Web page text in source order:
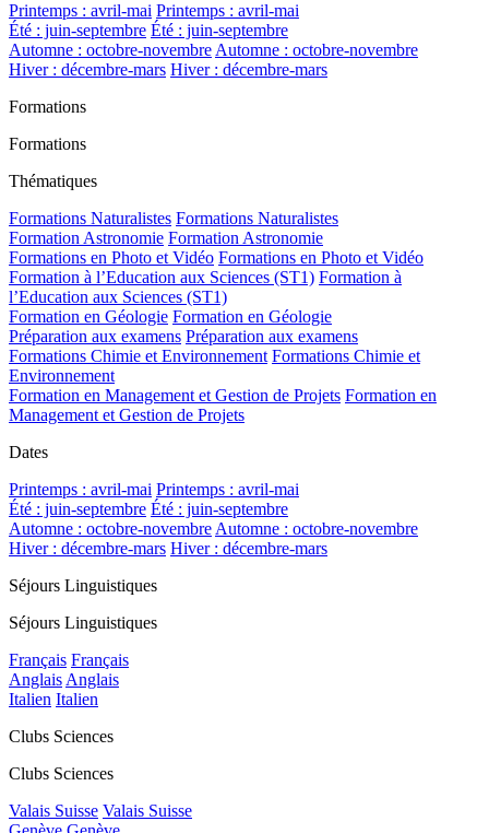
Printemps : avril-mai Printemps : avril-mai
Été : juin-septembre Été : juin-septembre
Automne : octobre-novembreAutomne : octobre-novembre
Hiver : décembre-mars Hiver : décembre-mars
Formations
Formations
Thématiques
Formations Naturalistes Formations Naturalistes
Formation Astronomie Formation Astronomie
Formations en Photo et Vidéo Formations en Photo et Vidéo
Formation à l’Education aux Sciences (ST1) Formation à
l’Education aux Sciences (ST1)
Formation en Géologie Formation en Géologie
Préparation aux examens Préparation aux examens
Formations Chimie et Environnement Formations Chimie et
Environnement
Formation en Management et Gestion de Projets Formation en
Management et Gestion de Projets
Dates
Printemps : avril-mai Printemps : avril-mai
Été : juin-septembre Été : juin-septembre
Automne : octobre-novembreAutomne : octobre-novembre
Hiver : décembre-mars Hiver : décembre-mars
Séjours Linguistiques
Séjours Linguistiques
Français Français
AnglaisAnglais
Italien Italien
Clubs Sciences
Clubs Sciences
Valais Suisse Valais Suisse